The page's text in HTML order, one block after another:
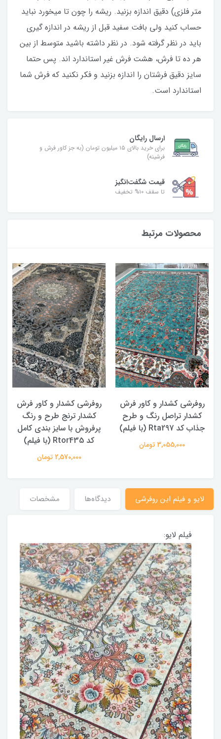
متر فلزی) دقیق اندازه بزنید. ریشه را چون تا میخورد نباید
حساب کنید ولی بافت سفید قبل از ریشه در اندازه گیری
باید در نظر گرفته شود. در نظر داشته باشید متوسط از بین
هر ده تا فرش، هشت فرش غیر استاندارد اند. پس حتما
سایز دقیق فرشتان را اندازه بزنید و فکر نکنید که فرش شما
استاندارد است.
ارسال رایگان
برای خرید بالای ۱۵ میلیون تومان (به جز کاور فرش و
فرشینه)
قیمت شگفت‌انگیز
تا سقف ۱۰% تخفیف
محصولات مرتبط
روفرشی کشدار و کاور فرش
کشدار تراصل رنگ و طرح
جذاب کد Rta297 (با فیلم)
3,055,000 تومان
روفرشی کشدار و کاور فرش
کشدار ترنج طرح و رنگ
پرفروش با سایز بندی کامل
کد Rtor435 (با فیلم)
2,570,000 تومان
لایو و فیلم این روفرشی دیدگاه‌ها مشخصات
فیلم لایو: